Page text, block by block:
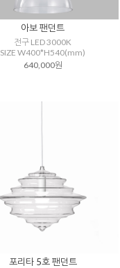
아보 팬던트
전구 LED 3000K
SIZE W400*H540(mm)
640,000원
포리타 5호 팬던트